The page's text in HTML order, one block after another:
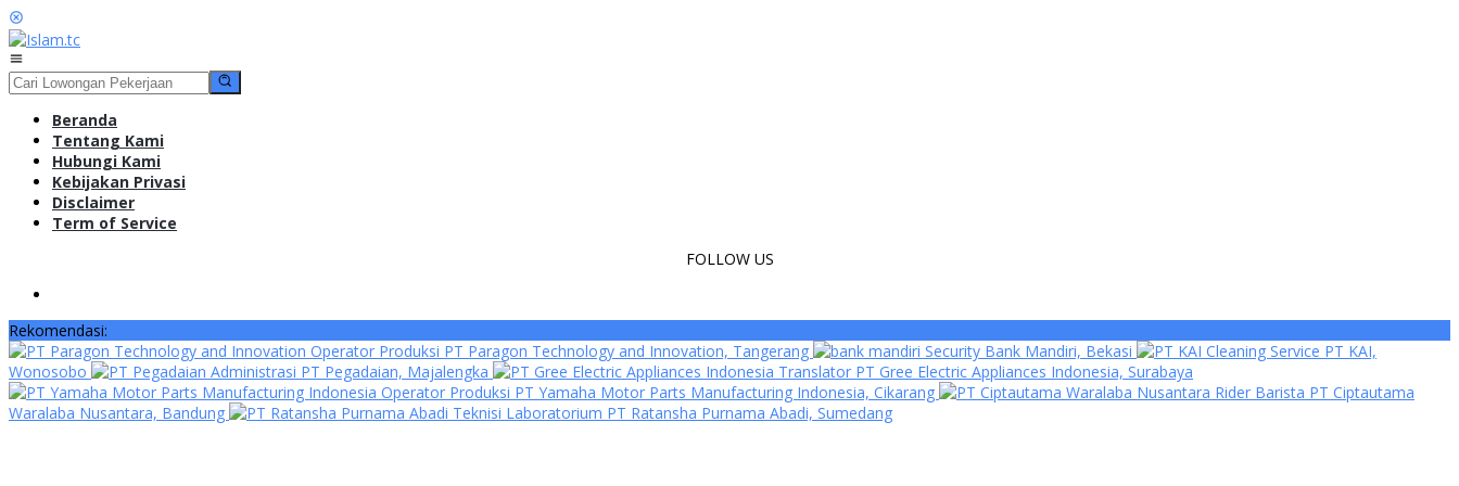
Loncat
ke
konten
Mobile
Beranda
Tentang Kami
Hubungi Kami
Kebijakan Privasi
Disclaimer
Term of Service
FOLLOW US
Rekomendasi:
Operator Produksi PT Paragon Technology and Innovation, Tangerang
Security Bank Mandiri, Bekasi
Cleaning Service PT KAI,
Wonosobo
Administrasi PT Pegadaian, Majalengka
Translator PT Gree Electric Appliances Indonesia, Surabaya
Operator Produksi PT Yamaha Motor Parts Manufacturing Indonesia, Cikarang
Rider Barista PT Ciptautama
Waralaba Nusantara, Bandung
Teknisi Laboratorium PT Ratansha Purnama Abadi, Sumedang